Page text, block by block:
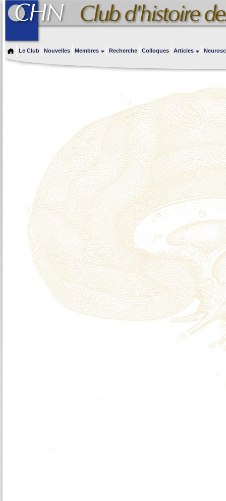
Le Club Nouvelles Membres Recherche Colloques Articles